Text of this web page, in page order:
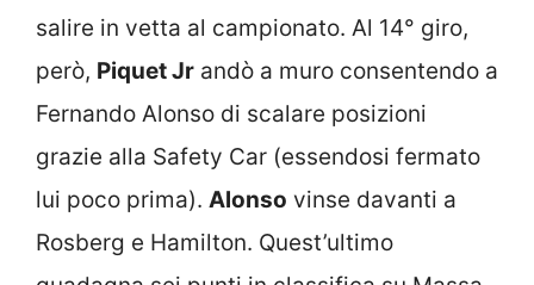
salire in vetta al campionato. Al 14° giro,
però, Piquet Jr andò a muro consentendo a
Fernando Alonso di scalare posizioni
grazie alla Safety Car (essendosi fermato
lui poco prima). Alonso vinse davanti a
Rosberg e Hamilton. Quest’ultimo